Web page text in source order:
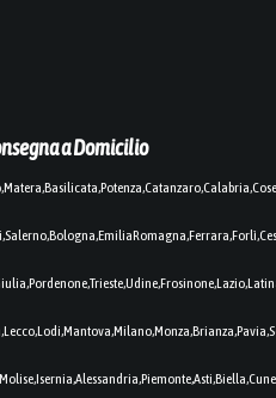
a Domicilio